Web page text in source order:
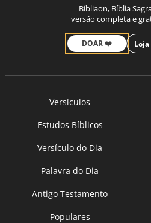
Bíbliaon, Bíblia
versão completa e
DOAR ❤️
Versículos
Estudos Bíblicos
Versículo do Dia
Palavra do Dia
Antigo Testamento
Populares